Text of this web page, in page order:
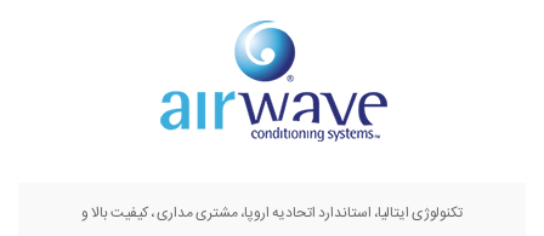
تکنولوژی ایتالیا، استاندارد اتحادیه اروپا، مشتری مداری ، کیفیت بالا و